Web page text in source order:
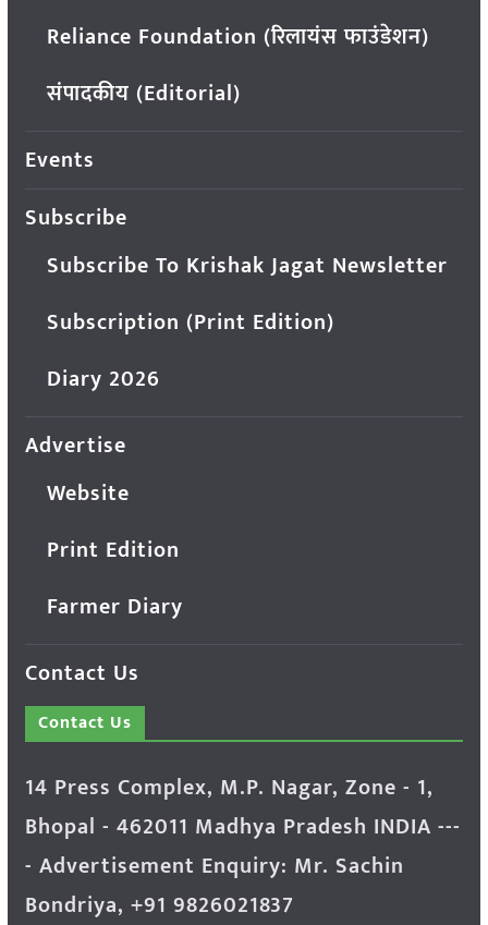
Reliance Foundation (रिलायंस फाउंडेशन)
संपादकीय (Editorial)
Events
Subscribe
Subscribe To Krishak Jagat Newsletter
Subscription (Print Edition)
Diary 2026
Advertise
Website
Print Edition
Farmer Diary
Contact Us
Contact Us
14 Press Complex, M.P. Nagar, Zone - 1,
Bhopal - 462011 Madhya Pradesh INDIA ---
- Advertisement Enquiry: Mr. Sachin
Bondriya, +91 9826021837